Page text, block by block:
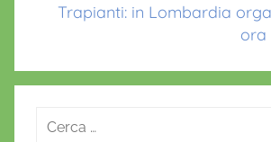
Trapianti: in Lombardia
ora
Ricerca